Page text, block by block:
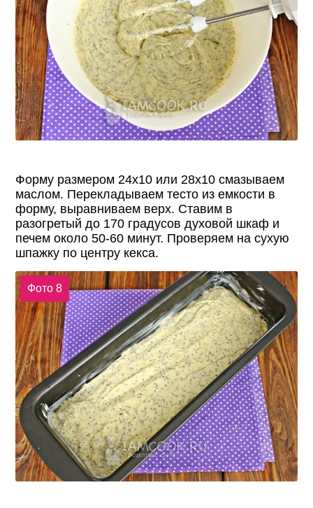
Форму размером 24х10 или 28х10 смазываем
маслом. Перекладываем тесто из емкости в
форму, выравниваем верх. Ставим в
разогретый до 170 градусов духовой шкаф и
печем около 50-60 минут. Проверяем на сухую
шпажку по центру кекса.
Фото 8